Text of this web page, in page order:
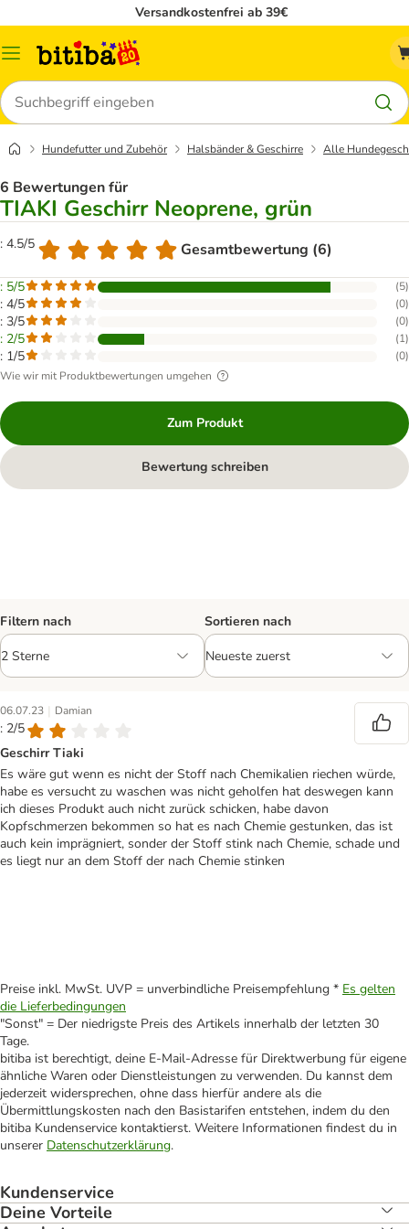
Versandkostenfrei ab 39€
Menü
Suchen
Hundefutter und Zubehör Halsbänder & Geschirre Alle
6 Bewertungen für
TIAKI Geschirr Neoprene, grün
: 4.5/5 Gesamtbewertung (6)
: 5/5 (5)
: 4/5 (0)
: 3/5 (0)
: 2/5 (1)
: 1/5 (0)
Wie wir mit Produktbewertungen umgehen
Zum Produkt
Bewertung schreiben
Filtern nach Sortieren nach
06.07.23 | Damian
: 2/5
Geschirr Tiaki
Es wäre gut wenn es nicht der Stoff nach Chemikalien riechen würde,
habe es versucht zu waschen was nicht geholfen hat deswegen kann
ich dieses Produkt auch nicht zurück schicken, habe davon
Kopfschmerzen bekommen so hat es nach Chemie gestunken, das ist
auch kein imprägniert, sonder der Stoff stink nach Chemie, schade und
es liegt nur an dem Stoff der nach Chemie stinken
Preise inkl. MwSt. UVP = unverbindliche Preisempfehlung * Es gelten
die Lieferbedingungen
"Sonst" = Der niedrigste Preis des Artikels innerhalb der letzten 30
Tage.
bitiba ist berechtigt, deine E-Mail-Adresse für Direktwerbung für eigene
ähnliche Waren oder Dienstleistungen zu verwenden. Du kannst dem
jederzeit widersprechen, ohne dass hierfür andere als die
Übermittlungskosten nach den Basistarifen entstehen, indem du den
bitiba Kundenservice kontaktierst. Weitere Informationen findest du in
unserer Datenschutzerklärung.
Kundenservice
Deine Vorteile